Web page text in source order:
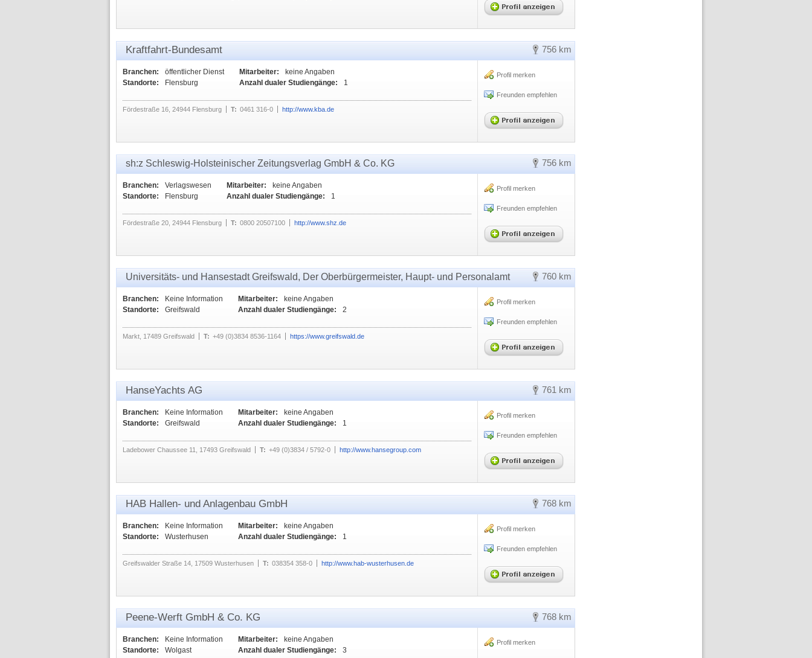
756 km
Kraftfahrt-Bundesamt
Branchen:
öffentlicher Dienst
Standorte:
Flensburg
Mitarbeiter:
keine Angaben
Anzahl dualer Studiengänge:
1
Fördestraße 16, 24944 Flensburg T: 0461 316-0 http://www.kba.de
Profil merken
Freunden empfehlen
756 km
sh:z Schleswig-Holsteinischer Zeitungsverlag GmbH & Co. KG
Branchen:
Verlagswesen
Standorte:
Flensburg
Mitarbeiter:
keine Angaben
Anzahl dualer Studiengänge:
1
Fördestraße 20, 24944 Flensburg T: 0800 20507100 http://www.shz.de
Profil merken
Freunden empfehlen
760 km
Universitäts- und Hansestadt Greifswald, Der Oberbürgermeister, Haupt- und Personalamt
Branchen:
Keine Information
Standorte:
Greifswald
Mitarbeiter:
keine Angaben
Anzahl dualer Studiengänge:
2
Markt, 17489 Greifswald T: +49 (0)3834 8536-1164 https://www.greifswald.de
Profil merken
Freunden empfehlen
761 km
HanseYachts AG
Branchen:
Keine Information
Standorte:
Greifswald
Mitarbeiter:
keine Angaben
Anzahl dualer Studiengänge:
1
Ladebower Chaussee 11, 17493 Greifswald T: +49 (0)3834 / 5792-0 http://www.hansegroup.com
Profil merken
Freunden empfehlen
768 km
HAB Hallen- und Anlagenbau GmbH
Branchen:
Keine Information
Standorte:
Wusterhusen
Mitarbeiter:
keine Angaben
Anzahl dualer Studiengänge:
1
Greifswalder Straße 14, 17509 Wusterhusen T: 038354 358-0 http://www.hab-wusterhusen.de
Profil merken
Freunden empfehlen
768 km
Peene-Werft GmbH & Co. KG
Branchen:
Keine Information
Standorte:
Wolgast
Mitarbeiter:
keine Angaben
Anzahl dualer Studiengänge:
3
Profil merken